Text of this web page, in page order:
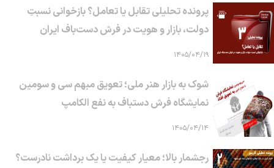
پرونده تحلیلی تقابل یا تعامل؟ بازخوانی نسبتِ
دولت، بازار و هویت در فرش دست‌باف ایران
۱۴۰۵/۰۴/۱۹
شوک به بازار هنر ملی؛ تعویق مبهم سی و سومین
نمایشگاه فرش دستباف به نفع الکامپ
۱۴۰۵/۰۴/۱۴
رجشمار بالا؛ معیار کیفیت یا یک برداشت نادرست؟